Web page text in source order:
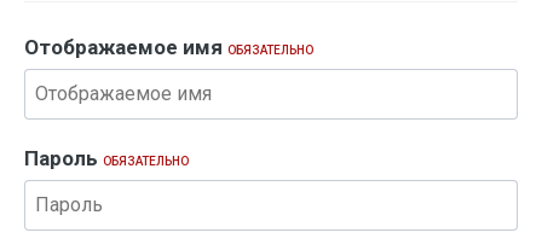
Отображаемое имя ОБЯЗАТЕЛЬНО
Пароль ОБЯЗАТЕЛЬНО